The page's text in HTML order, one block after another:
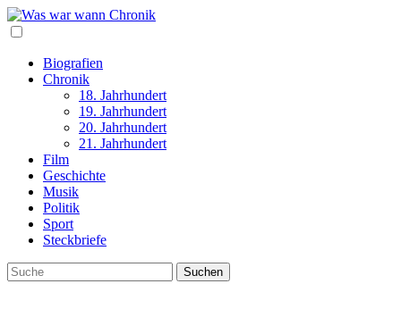
Biografien
Chronik
18. Jahrhundert
19. Jahrhundert
20. Jahrhundert
21. Jahrhundert
Film
Geschichte
Musik
Politik
Sport
Steckbriefe